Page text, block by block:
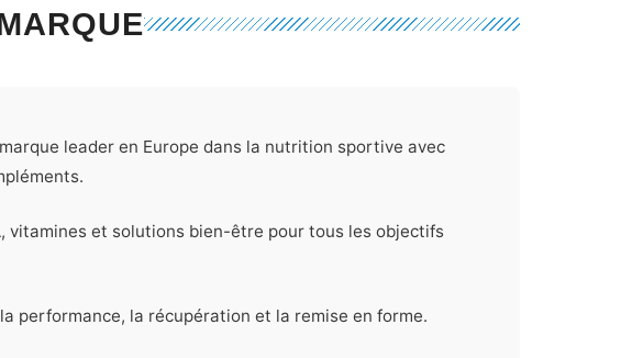
leader en Europe dans la nutrition sportive avec
vitamines et solutions bien-être pour tous les objectifs
performance, la récupération et la remise en forme.